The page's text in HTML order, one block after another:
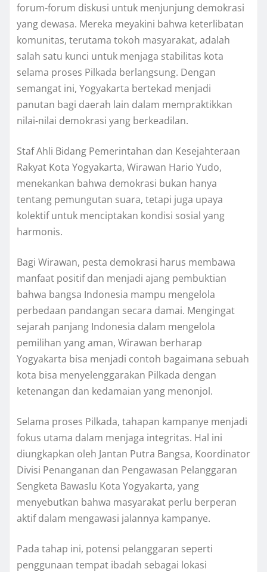
forum-forum diskusi untuk menjunjung demokrasi
yang dewasa. Mereka meyakini bahwa keterlibatan
komunitas, terutama tokoh masyarakat, adalah
salah satu kunci untuk menjaga stabilitas kota
selama proses Pilkada berlangsung. Dengan
semangat ini, Yogyakarta bertekad menjadi
panutan bagi daerah lain dalam mempraktikkan
nilai-nilai demokrasi yang berkeadilan.
Staf Ahli Bidang Pemerintahan dan Kesejahteraan
Rakyat Kota Yogyakarta, Wirawan Hario Yudo,
menekankan bahwa demokrasi bukan hanya
tentang pemungutan suara, tetapi juga upaya
kolektif untuk menciptakan kondisi sosial yang
harmonis.
Bagi Wirawan, pesta demokrasi harus membawa
manfaat positif dan menjadi ajang pembuktian
bahwa bangsa Indonesia mampu mengelola
perbedaan pandangan secara damai. Mengingat
sejarah panjang Indonesia dalam mengelola
pemilihan yang aman, Wirawan berharap
Yogyakarta bisa menjadi contoh bagaimana sebuah
kota bisa menyelenggarakan Pilkada dengan
ketenangan dan kedamaian yang menonjol.
Selama proses Pilkada, tahapan kampanye menjadi
fokus utama dalam menjaga integritas. Hal ini
diungkapkan oleh Jantan Putra Bangsa, Koordinator
Divisi Penanganan dan Pengawasan Pelanggaran
Sengketa Bawaslu Kota Yogyakarta, yang
menyebutkan bahwa masyarakat perlu berperan
aktif dalam mengawasi jalannya kampanye.
Pada tahap ini, potensi pelanggaran seperti
penggunaan tempat ibadah sebagai lokasi